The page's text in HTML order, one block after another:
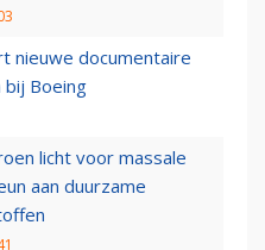
nieuwe documentaire
Boeing
licht voor massale
aan duurzame